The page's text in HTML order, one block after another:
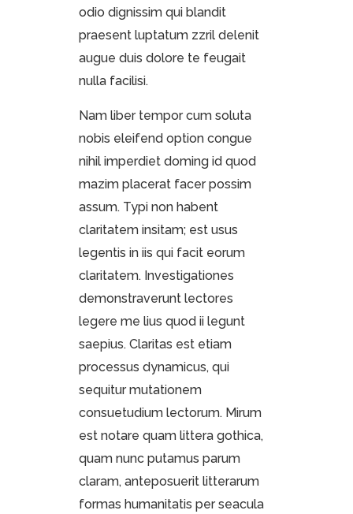
odio dignissim qui blandit
praesent luptatum zzril delenit
augue duis dolore te feugait
nulla facilisi.
Nam liber tempor cum soluta
nobis eleifend option congue
nihil imperdiet doming id quod
mazim placerat facer possim
assum. Typi non habent
claritatem insitam; est usus
legentis in iis qui facit eorum
claritatem. Investigationes
demonstraverunt lectores
legere me lius quod ii legunt
saepius. Claritas est etiam
processus dynamicus, qui
sequitur mutationem
consuetudium lectorum. Mirum
est notare quam littera gothica,
quam nunc putamus parum
claram, anteposuerit litterarum
formas humanitatis per seacula